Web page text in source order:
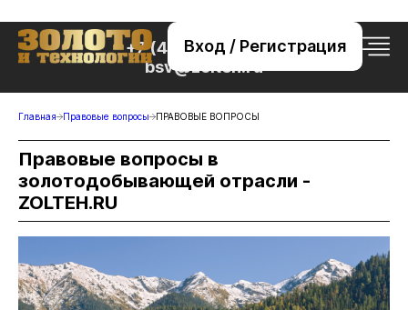
Вход / Регистрация
+7 (495) 221-76-32
bsv@zolteh.ru
Главная Правовые вопросы ПРАВОВЫЕ ВОПРОСЫ
Правовые вопросы в
золотодобывающей отрасли -
ZOLTEH.RU